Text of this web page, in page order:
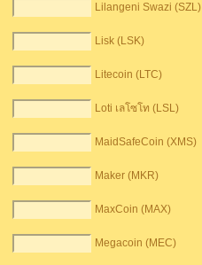
Lilangeni Swazi (SZL)
Lisk (LSK)
Litecoin (LTC)
Loti เลโซโท (LSL)
MaidSafeCoin (XMS)
Maker (MKR)
MaxCoin (MAX)
Megacoin (MEC)